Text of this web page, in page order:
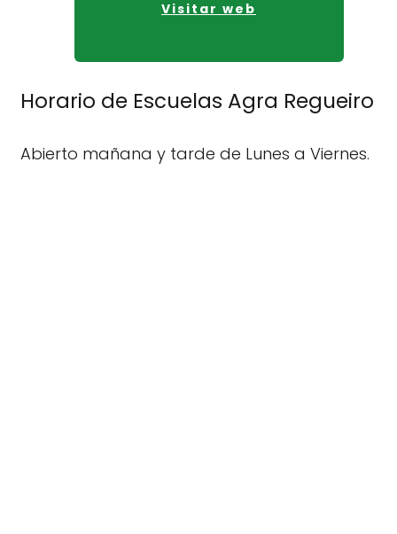
Visitar web
Horario de Escuelas Agra Regueiro
Abierto mañana y tarde de Lunes a Viernes.